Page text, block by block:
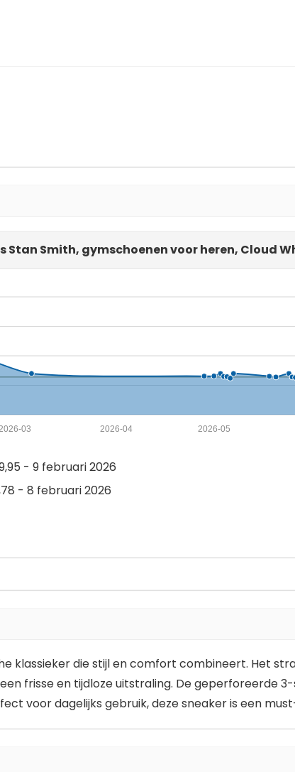
Smith, gymschoenen voor heren, Cloud
2026-05
2026-04
2026-03
- 9 februari 2026
- 8 februari 2026
klassieker die stijl en comfort combineert. Het
frisse en tijdloze uitstraling. De geperforeerde
voor dagelijks gebruik, deze sneaker is een